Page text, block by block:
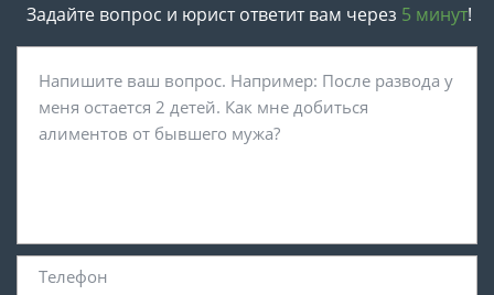
Задайте вопрос и юрист ответит вам через 5 минут!